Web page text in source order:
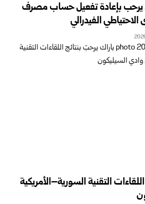
يرحب بإعادة تفعيل حساب مصرف
الفيدرالي
التقنية السورية–الأمريكية